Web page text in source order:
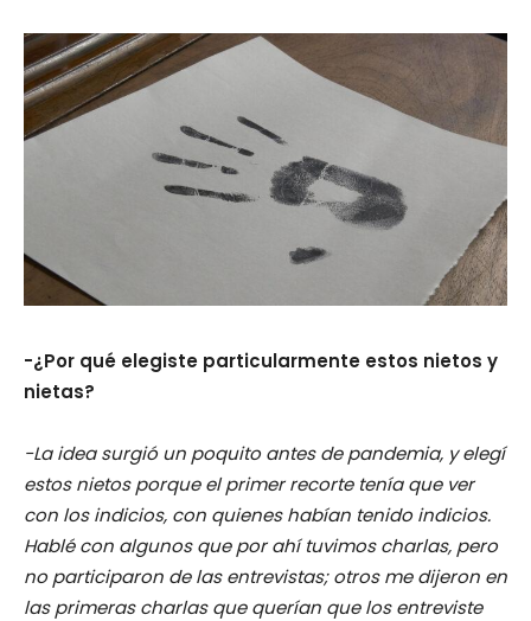
-¿Por qué elegiste particularmente estos nietos y
nietas?
-La idea surgió un poquito antes de pandemia, y elegí
estos nietos porque el primer recorte tenía que ver
con los indicios, con quienes habían tenido indicios.
Hablé con algunos que por ahí tuvimos charlas, pero
no participaron de las entrevistas; otros me dijeron en
las primeras charlas que querían que los entreviste